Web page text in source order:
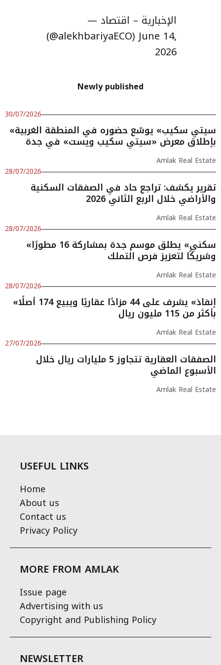
— الإخبارية – اقتصاد
(@alekhbariyaECO)June 14,
2026
Newly published
30/07/2026
«سيتي سكيب» يوسّع حضوره في المنطقة الغربية
بإطلاق معرض «سيتي سكيب ويست» في جدة
Amlak Real Estate
28/07/2026
تقرير يكشف: تراجع حاد في الصفقات السكنية
والأراضي خلال الربع الثاني 2026
Amlak Real Estate
28/07/2026
«سكني» يطلق موسم جدة بمشاركة 16 مطورًا
وشريكًا لتعزيز فرص التملك
Amlak Real Estate
28/07/2026
«إنفاذ» يشرف على 44 مزادًا عقاريًا ويبيع 174 أصلًا
بأكثر من 115 مليون ريال
Amlak Real Estate
27/07/2026
الصفقات العقارية تتجاوز 5 مليارات ريال خلال
الأسبوع الماضي
Amlak Real Estate
USEFUL LINKS
Home
About us
Contact us
Privacy Policy
MORE FROM AMLAK
Issue page
Advertising with us
Copyright and Publishing Policy
NEWSLETTER